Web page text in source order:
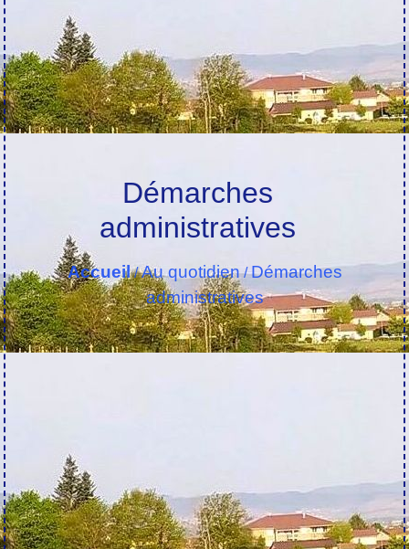
Démarches
administratives
Accueil/Au quotidien/Démarches
administratives